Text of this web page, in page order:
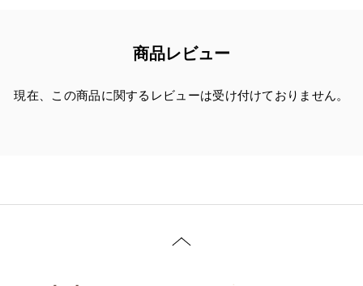
商品レビュー
現在、この商品に関するレビューは受け付けておりません。